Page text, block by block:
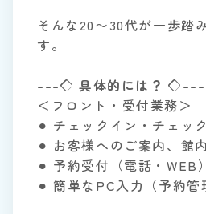
そんな20〜30代が一歩踏
す。
---◇ 具体的には？ ◇---
＜フロント・受付業務＞
⚫︎ チェックイン・チェッ
⚫︎ お客様へのご案内、館
⚫︎ 予約受付（電話・WEB）
⚫︎ 簡単なPC入力（予約管